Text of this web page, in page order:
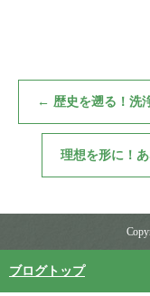
← 歴史を遡る！洗
理想を形に！
ブログトップ